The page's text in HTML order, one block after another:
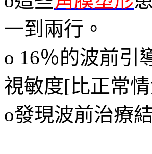
一到兩行。
o 16％的波前引
視敏度[比正常
o發現波前治療